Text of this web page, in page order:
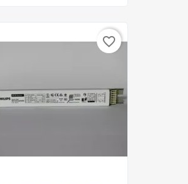
favorite_border